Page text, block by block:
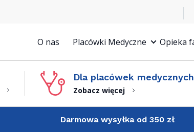
O nas Placówki Medyczne Opieka
Dla placówek medycznych
Zobacz więcej
Darmowa wysyłka od 350 zł